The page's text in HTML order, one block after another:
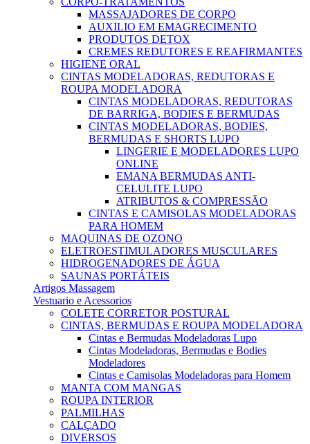
MASSAJADORES DE CORPO
AUXILIO EM EMAGRECIMENTO
PRODUTOS DETOX
CREMES REDUTORES E REAFIRMANTES
HIGIENE ORAL
CINTAS MODELADORAS, REDUTORAS E
ROUPA MODELADORA
CINTAS MODELADORAS, REDUTORAS
DE BARRIGA, BODIES E BERMUDAS
CINTAS MODELADORAS, BODIES,
BERMUDAS E SHORTS LUPO
LINGERIE E MODELADORES LUPO
ONLINE
EMANA BERMUDAS ANTI-
CELULITE LUPO
ATRIBUTOS & COMPRESSÃO
CINTAS E CAMISOLAS MODELADORAS
PARA HOMEM
MAQUINAS DE OZONO
ELETROESTIMULADORES MUSCULARES
HIDROGENADORES DE ÁGUA
SAUNAS PORTÁTEIS
Artigos Massagem
Vestuario e Acessorios
COLETE CORRETOR POSTURAL
CINTAS, BERMUDAS E ROUPA MODELADORA
Cintas e Bermudas Modeladoras Lupo
Cintas Modeladoras, Bermudas e Bodies
Modeladores
Cintas e Camisolas Modeladoras para Homem
MANTA COM MANGAS
ROUPA INTERIOR
PALMILHAS
CALÇADO
DIVERSOS